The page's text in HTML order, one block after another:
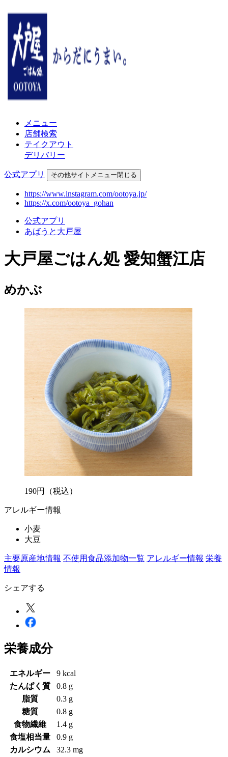
メニュー
店舗検索
テイクアウト
デリバリー
公式アプリ その他サイトメニュー閉じる
https://www.instagram.com/ootoya.jp/
https://x.com/ootoya_gohan
公式アプリ
あばうと大戸屋
大戸屋ごはん処 愛知蟹江店
めかぶ
190円 （税込）
アレルギー情報
小麦
大豆
主要原産地情報 不使用食品添加物一覧 アレルギー情報 栄養
情報
シェアする
栄養成分
エネルギー
9 kcal
たんぱく質
0.8 g
脂質
0.3 g
糖質
0.8 g
食物繊維
1.4 g
食塩相当量
0.9 g
カルシウム
32.3 mg